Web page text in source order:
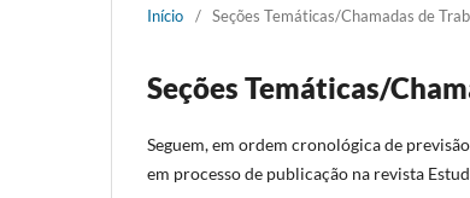
Início / Seções Temáticas/Chamadas de
Seções Temáticas/
Seguem, em ordem cronológica de
em processo de publicação na revista